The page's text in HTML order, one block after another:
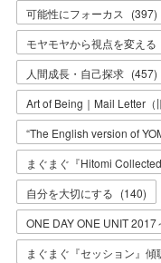
可能性にフォーカス
(397)
モヤモヤから視点を変える
人間成長・自己探求 (457)
Art of Being｜Mail Letter（
“The English version of
まぐまぐ『Hitomi Collected
自分を大切にする (140)
ONE DAY ONE UNIT 2017
まぐまぐ『セッション』傾